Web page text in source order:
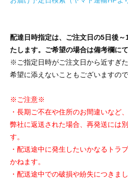
配達日時指定は、ご注文日の5日後
たします。ご希望の場合は備考欄に
※ご指定日時がご注文日から近すぎ
希望に添えないこともございますの
※ご注意※
・長期ご不在や住所のお間違いなど
弊社に返送された場合、再発送には
す。
・配送途中に発生したいかなるトラ
かねます。
・配送途中での破損や紛失につきま